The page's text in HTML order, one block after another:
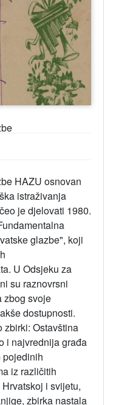
HAZU osnovan
istraživanja
je djelovati 1980.
glazbe", koji
U Odsjeku za
su raznovrsni
zbog svoje
dostupnosti.
zbirki: Ostavština
i najvrednija građa
pojedinih
iz različitih
i svijetu,
zbirka nastala